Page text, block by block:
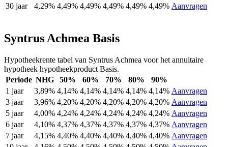
30 jaar
4,29% 4,49% 4,49% 4,49% 4,49% 4,49% Aanvragen
Syntrus Achmea Basis
Hypotheekrente tabel van Syntrus Achmea voor het annuitaire
hypotheek hypotheekproduct Basis.
Periode NHG 50% 60% 70% 80%
90%
1 jaar
3,89% 4,14% 4,14% 4,14% 4,14% 4,14% Aanvragen
3 jaar
3,96% 4,20% 4,20% 4,20% 4,20% 4,20% Aanvragen
5 jaar
4,00% 4,24% 4,24% 4,24% 4,24% 4,24% Aanvragen
6 jaar
4,10% 4,37% 4,37% 4,37% 4,37% 4,37% Aanvragen
7 jaar
4,15% 4,40% 4,40% 4,40% 4,40% 4,40% Aanvragen